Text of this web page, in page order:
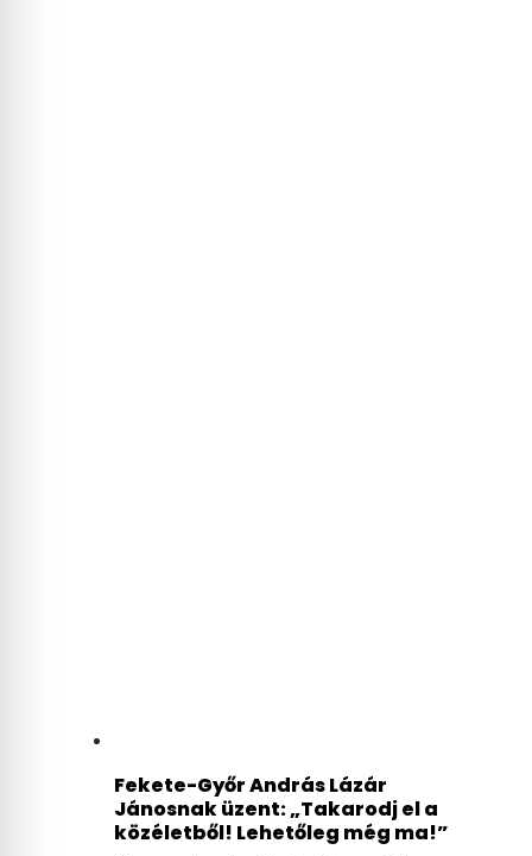
Fekete-Győr András Lázár
Jánosnak üzent: „Takarodj el a
közéletből! Lehetőleg még ma!”